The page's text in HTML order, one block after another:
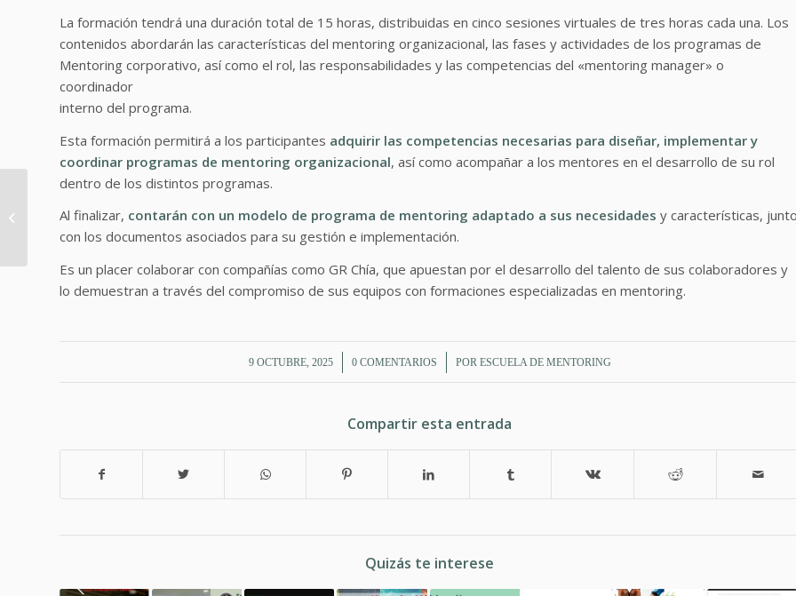
La formación tendrá una duración total de 15 horas, distribuidas en cinco sesiones virtuales de tres horas cada una. Los
contenidos abordarán las características del mentoring organizacional, las fases y actividades de los programas de
Mentoring corporativo, así como el rol, las responsabilidades y las competencias del «mentoring manager» o
coordinador
interno del programa.
Esta formación permitirá a los participantes adquirir las competencias necesarias para diseñar, implementar y
coordinar programas de mentoring organizacional, así como acompañar a los mentores en el desarrollo de su rol
dentro de los distintos programas.
Al finalizar, contarán con un modelo de programa de mentoring adaptado a sus necesidades y características,
con los documentos asociados para su gestión e implementación.
Es un placer colaborar con compañías como GR Chía, que apuestan por el desarrollo del talento de sus colaboradores y
lo demuestran a través del compromiso de sus equipos con formaciones especializadas en mentoring.
9 OCTUBRE, 2025
/ 0 COMENTARIOS
/ POR ESCUELA DE MENTORING
Compartir esta entrada
Quizás te interese
Formación «Mentoring